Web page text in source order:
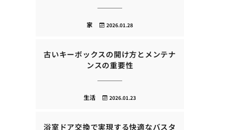
2026.01.28
家
古いキーボックスの開け方とメンテナ
ンスの重要性
2026.01.23
生活
浴室ドア交換で実現する快適なバスタ